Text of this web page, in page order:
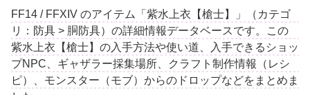
FF14 / FFXIV のアイテム「紫水上衣【槍士】」（カテゴ
リ：防具 > 胴防具）の詳細情報データベースです。この
紫水上衣【槍士】の入手方法や使い道、入手できるショッ
プNPC、ギャザラー採集場所、クラフト制作情報（レシ
ピ）、モンスター（モブ）からのドロップなどをまとめま